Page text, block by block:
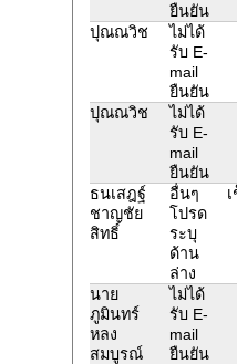
ยืนยัน
ปุณณวิช
ไม่ได้
รับ E-
mail
ยืนยัน
ปุณณวิช
ไม่ได้
รับ E-
mail
ยืนยัน
ธนเสฎฐ์
ชาญชัย
สิทธิ์
อื่นๆ
โปรด
ระบุ
ด้าน
ล่าง
นาย
ภูมินทร์
หลง
สมบูรณ์
ไม่ได้
รับ E-
mail
ยืนยัน